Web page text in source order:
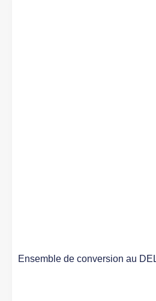
Ensemble de conversion au